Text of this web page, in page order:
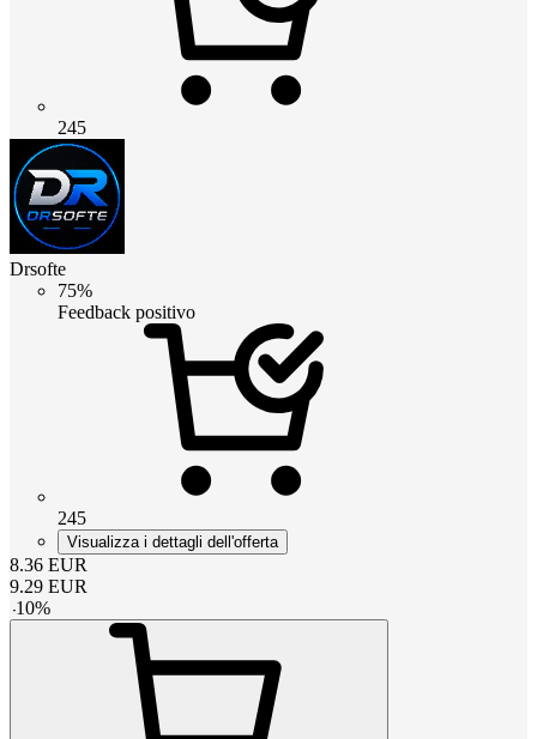
245
Drsofte
75%
Feedback positivo
245
Visualizza i dettagli dell'offerta
8.36 EUR
9.29 EUR
-10%